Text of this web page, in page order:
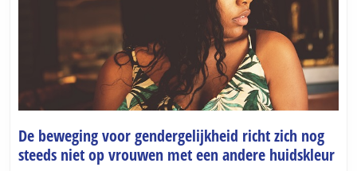
De beweging voor gendergelijkheid richt zich nog
steeds niet op vrouwen met een andere huidskleurDe